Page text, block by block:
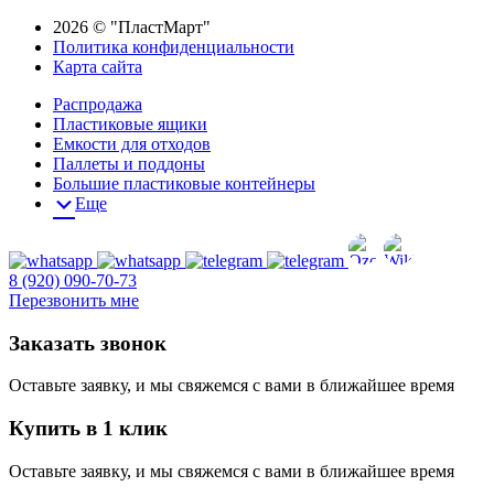
2026 © "ПластМарт"
Политика конфиденциальности
Карта сайта
Распродажа
Пластиковые ящики
Емкости для отходов
Паллеты и поддоны
Большие пластиковые контейнеры
Еще
8 (920) 090-70-73
Перезвонить мне
Заказать звонок
Оставьте заявку, и мы свяжемся с вами в ближайшее время
Купить в 1 клик
Оставьте заявку, и мы свяжемся с вами в ближайшее время